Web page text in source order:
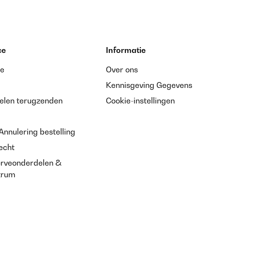
terugzenden
bestelling
&
Informatie
Over ons
Kennisgeving Gegevens
Cookie-instellingen